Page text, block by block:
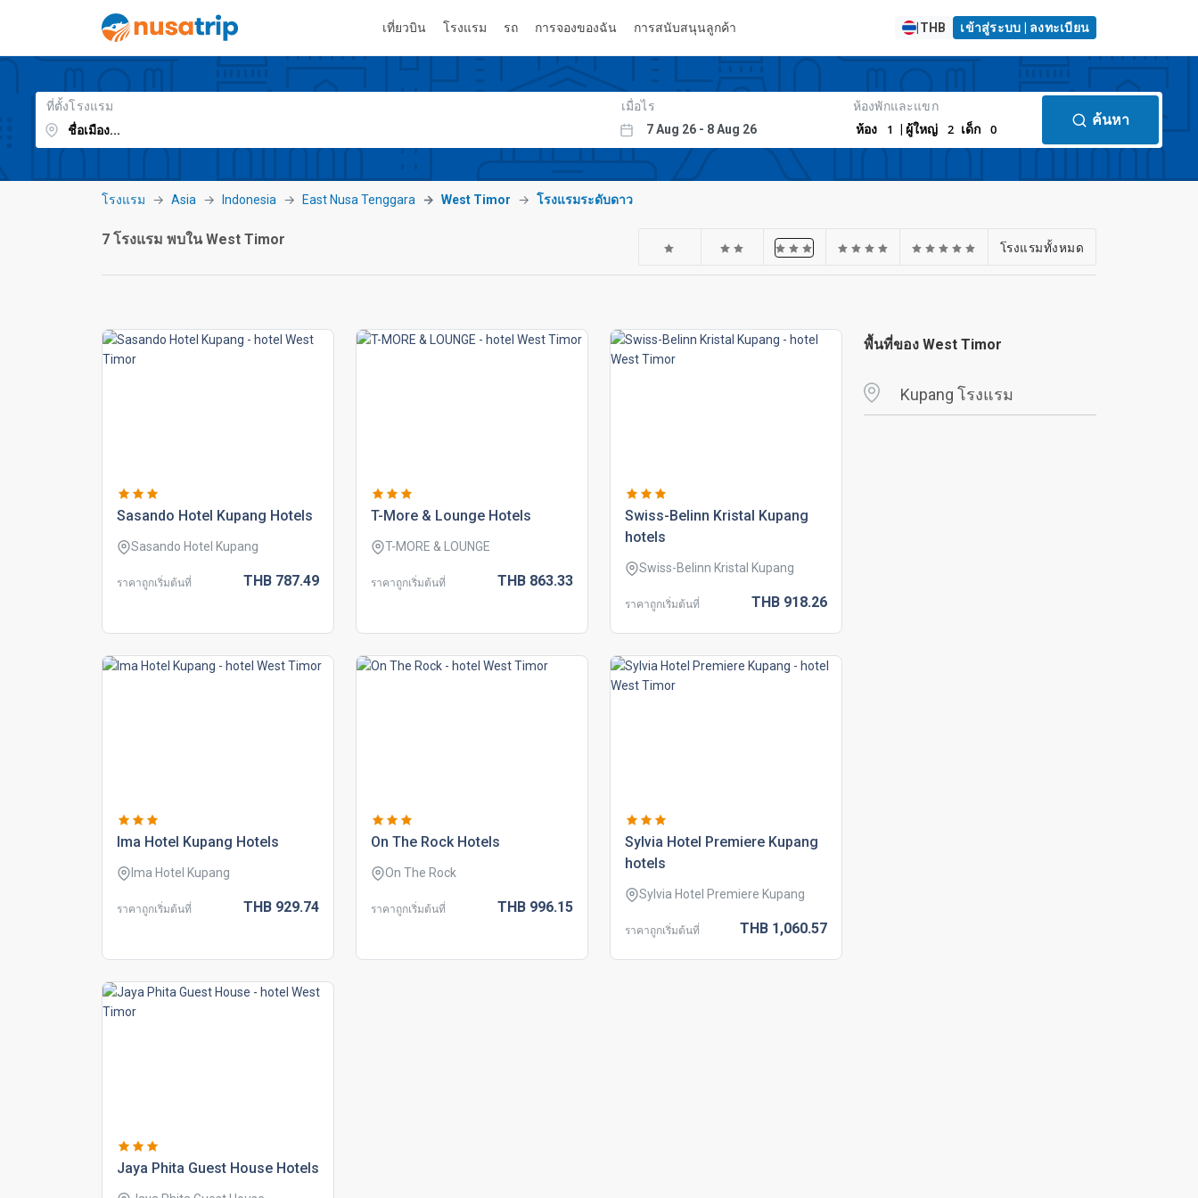
เที่ยวบิน โรงแรม รถ การจองของฉัน การสนับสนุนลูกค้า THB เข้าสู่ระบบ | ลงทะเบียน
ที่ตั้งโรงแรม เมื่อไร
ห้องพักและแขก
ห้อง
1 | ผู้ใหญ่ 2 เด็ก 0
ค้นหา
โรงแรม Asia Indonesia East Nusa Tenggara West Timor โรงแรมระดับดาว
7 โรงแรม พบใน West Timor โรงแรมทั้งหมด
sasando hotel kupang hotels
Sasando Hotel Kupang
ราคาถูกเริ่มต้นที่ THB 787.49
t-more & lounge hotels
T-MORE & LOUNGE
ราคาถูกเริ่มต้นที่ THB 863.33
swiss-belinn kristal kupang
hotels
Swiss-Belinn Kristal Kupang
ราคาถูกเริ่มต้นที่ THB 918.26
ima hotel kupang hotels
Ima Hotel Kupang
ราคาถูกเริ่มต้นที่ THB 929.74
on the rock hotels
On The Rock
ราคาถูกเริ่มต้นที่ THB 996.15
sylvia hotel premiere kupang
hotels
Sylvia Hotel Premiere Kupang
ราคาถูกเริ่มต้นที่ THB 1,060.57
jaya phita guest house hotels
พื้นที่ของ West Timor
Kupang โรงแรม